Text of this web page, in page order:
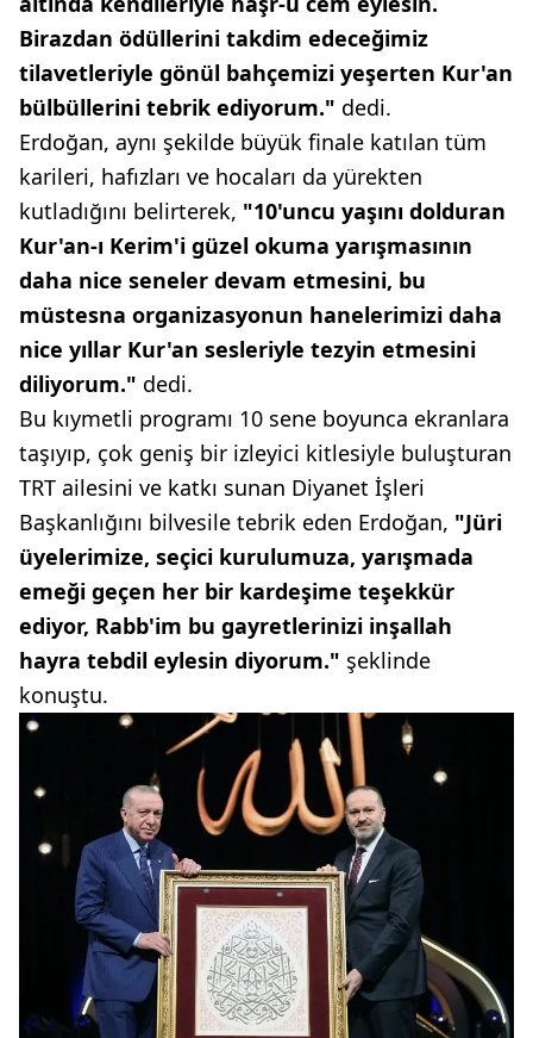
Birazdan ödüllerini takdim edeceğimiz
tilavetleriyle gönül bahçemizi yeşerten Kur'an
bülbüllerini tebrik ediyorum." dedi.
Erdoğan, aynı şekilde büyük finale katılan tüm
karileri, hafızları ve hocaları da yürekten
kutladığını belirterek, "10'uncu yaşını dolduran
Kur'an-ı Kerim'i güzel okuma yarışmasının
daha nice seneler devam etmesini, bu
müstesna organizasyonun hanelerimizi daha
nice yıllar Kur'an sesleriyle tezyin etmesini
diliyorum." dedi.
Bu kıymetli programı 10 sene boyunca ekranlara
taşıyıp, çok geniş bir izleyici kitlesiyle buluşturan
TRT ailesini ve katkı sunan Diyanet İşleri
Başkanlığını bilvesile tebrik eden Erdoğan, "Jüri
üyelerimize, seçici kurulumuza, yarışmada
emeği geçen her bir kardeşime teşekkür
ediyor, Rabb'im bu gayretlerinizi inşallah
hayra tebdil eylesin diyorum." şeklinde
konuştu.